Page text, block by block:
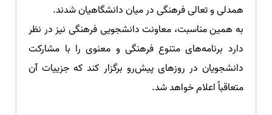
همدلی و تعالی فرهنگی در میان دانشگاهیان شدند.
به همین مناسبت، معاونت دانشجویی فرهنگی نیز در نظر
دارد برنامه‌های متنوع فرهنگی و معنوی را با مشارکت
دانشجویان در روزهای پیش‌رو برگزار کند که جزییات آن
متعاقباً اعلام خواهد شد.